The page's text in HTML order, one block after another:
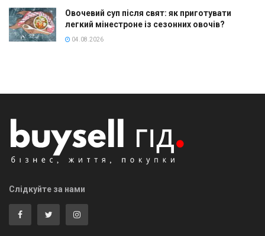
Овочевий суп після свят: як приготувати
легкий мінестроне із сезонних овочів?
04.08.2026
Слідкуйте за нами